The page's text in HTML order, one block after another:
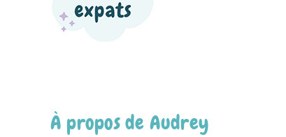
À propos de Audrey